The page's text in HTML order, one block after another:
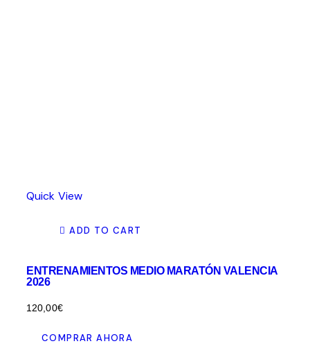
Quick View
ADD TO CART
ENTRENAMIENTOS MEDIO MARATÓN VALENCIA
2026
120,00€
COMPRAR AHORA